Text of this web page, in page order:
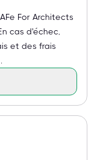
For Architects
cas d'échec,
et des frais